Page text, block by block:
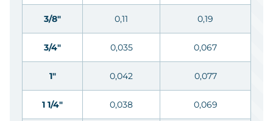
3/8" 0,11 0,19
3/4" 0,035 0,067
1" 0,042 0,077
1 1/4" 0,038 0,069